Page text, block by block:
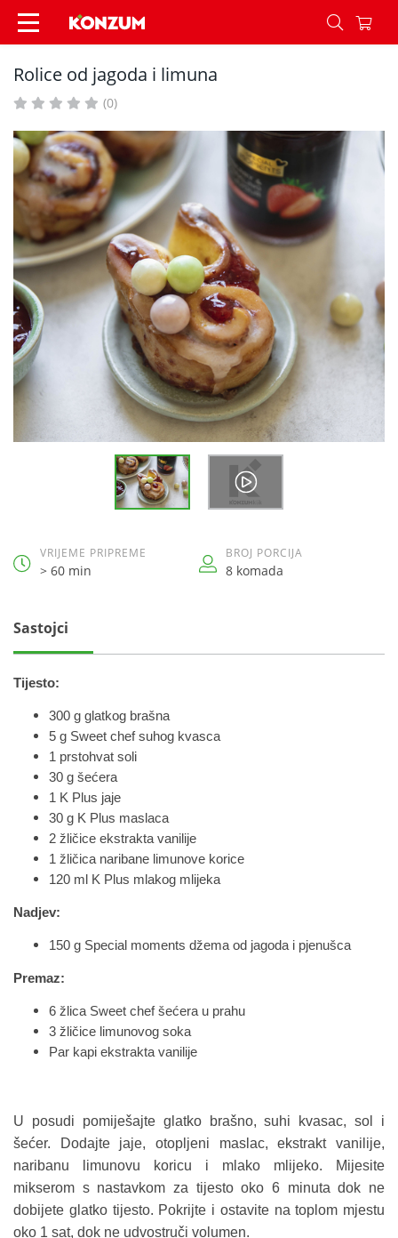
Rolice od jagoda i limuna - Recepti - Konzum
Rolice od jagoda i limuna
(0)
VRIJEME PRIPREME
> 60 min
BROJ PORCIJA
8 komada
Sastojci
Tijesto:
300 g glatkog brašna
5 g Sweet chef suhog kvasca
1 prstohvat soli
30 g šećera
1 K Plus jaje
30 g K Plus maslaca
2 žličice ekstrakta vanilije
1 žličica naribane limunove korice
120 ml K Plus mlakog mlijeka
Nadjev:
150 g Special moments džema od jagoda i pjenušca
Premaz:
6 žlica Sweet chef šećera u prahu
3 žličice limunovog soka
Par kapi ekstrakta vanilije
U posudi pomiješajte glatko brašno, suhi kvasac, sol i
šećer. Dodajte jaje, otopljeni maslac, ekstrakt vanilije,
naribanu limunovu koricu i mlako mlijeko. Mijesite
mikserom s nastavkom za tijesto oko 6 minuta dok ne
dobijete glatko tijesto. Pokrijte i ostavite na toplom mjestu
oko 1 sat, dok ne udvostruči volumen.